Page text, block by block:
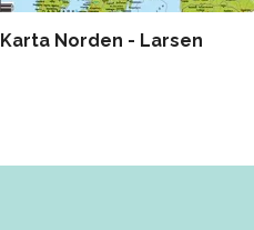
Karta Norden - Larsen